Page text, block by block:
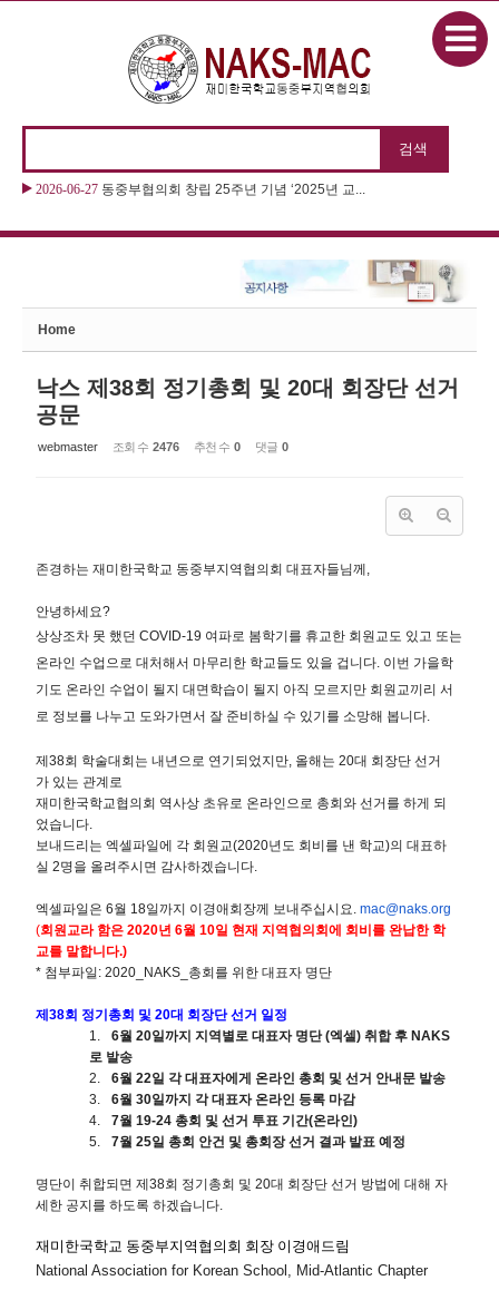
2026-06-27 동중부협의회 창립 25주년 기념 ‘2025년 교...
2026 “제11회 동화구연대회 & 제22회 나...
Home
낙스 제38회 정기총회 및 20대 회장단 선거
공문
webmaster 조회 수 2476 추천 수 0 댓글 0
존경하는 재미한국학교 동중부지역협의회 대표자들님께,
안녕하세요?
상상조차 못 했던 COVID-19 여파로 봄학기를 휴교한 회원교도 있고 또는
온라인 수업으로 대처해서 마무리한 학교들도 있을 겁니다 이번 가을학
기도 온라인 수업이 될지 대면학습이 될지 아직 모르지만 회원교끼리 서
로 정보를 나누고 도와가면서 잘 준비하실 수 있기를 소망해 봅니다
제38회 학술대회는 내년으로 연기되었지만 올해는 20대 회장단 선거
가 있는 관계로
재미한국학교협의회 역사상 초유로 온라인으로 총회와 선거를 하게 되
었습니다
보내드리는 엑셀파일에 각 회원교(2020년도 회비를 낸 학교)의 대표하
실 2명을 올려주시면 감사하겠습니다.
엑셀파일은 6월 18일까지 이경애회장께 보내주십시요. mac@naks.org
(회원교라 함은 2020년 6월 10일 현재 지역협의회에 회비를 완납한 학
교를 말합니다.)
* 첨부파일: 2020_NAKS_ 총회를 위한 대표자 명단
제38회 정기총회 및 20대 회장단 선거 일정
1.
6월 20일까지 지역별로 대표자 명단(엑셀) 취합 후 NAKS
로 발송
2.
6월 22일 각 대표자에게 온라인 총회 및 선거 안내문 발송
3.
6월 30일까지 각 대표자 온라인 등록 마감
4.
7월 19-24 총회 및 선거 투표 기간(온라인)
5.
7월 25일 총회 안건 및 총회장 선거 결과 발표 예정
명단이 취합되면 제38회 정기총회 및 20대 회장단 선거 방법에 대해 자
세한 공지를 하도록 하겠습니다.
재미한국학교 동중부지역협의회 회장 이경애드림
National Association for Korean School, Mid-Atlantic Chapter
Sketchbook5, 스케치북5
Sketchbook5, 스케치북5